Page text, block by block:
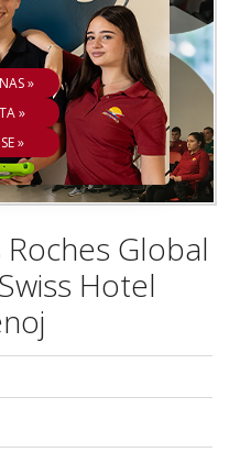
Global
Hotel
»
»
»